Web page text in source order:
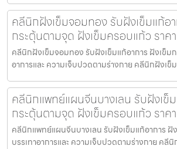
คลีนิกฝังเข็มจอมทอง รับฝังเข็มแก้อ
กระตุ้นตามจุด ฝังเข็มครอบแก้ว ราค
คลีนิกฝังเข็มจอมทอง รับฝังเข็มแก้อาการ ฝังเข็ม
อาการและ ความเจ็บปวดตามร่างกาย คลีนิกฝังเ
คลีนิกแพทย์แผนจีนบางเลน รับฝังเข็
กระตุ้นตามจุด ฝังเข็มครอบแก้ว ราค
คลีนิกแพทย์แผนจีนบางเลน รับฝังเข็มแก้อาการ ฝั
บรรเทาอาการและ ความเจ็บปวดตามร่างกาย คลี